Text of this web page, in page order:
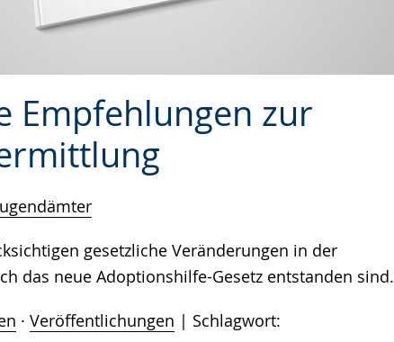
Empfehlungen zur
gesetzliche Veränderungen in der
das neue Adoptionshilfe-Gesetz entstanden sind.
· Veröffentlichungen
Schlagwort: